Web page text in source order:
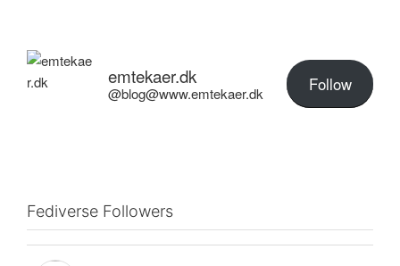
emtekaer.dk
@blog@www.emtekaer.dk Follow
Fediverse Followers